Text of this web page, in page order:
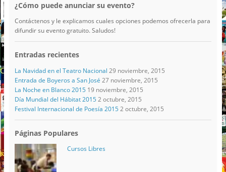
¿Cómo puede anunciar su evento?
Contáctenos y le explicamos cuales opciones podemos ofrecerla para
difundir su evento gratuito. Saludos!
Entradas recientes
La Navidad en el Teatro Nacional 29 noviembre, 2015
Entrada de Boyeros a San José 27 noviembre, 2015
La Noche en Blanco 2015 19 noviembre, 2015
Día Mundial del Hábitat 2015 2 octubre, 2015
Festival Internacional de Poesía 2015 2 octubre, 2015
Páginas Populares
Cursos Libres